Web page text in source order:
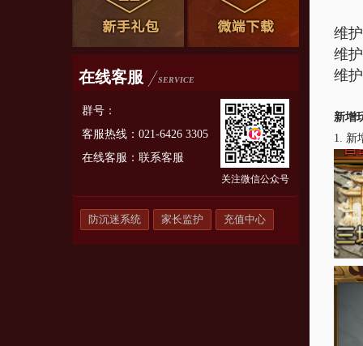
在线客服 SERVICE
群号：
客服热线：021-6426 3305
在线客服： 联系客服
关注微信公众号
防沉迷系统 家长监护 充值中心
维
维
维
新增
1. 新